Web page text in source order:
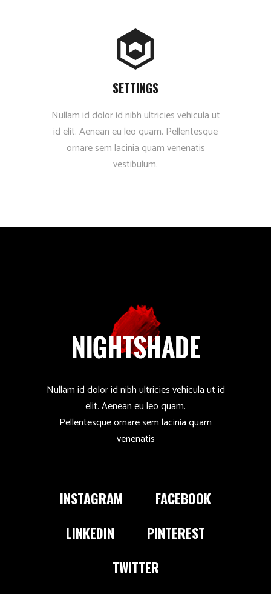
SETTINGS
Nullam id dolor id nibh ultricies vehicula ut
id elit. Aenean eu leo quam. Pellentesque
ornare sem lacinia quam venenatis
vestibulum.
Nullam id dolor id nibh ultricies vehicula ut id
elit. Aenean eu leo quam.
Pellentesque ornare sem lacinia quam
venenatis
INSTAGRAM
FACEBOOK
LINKEDIN
PINTEREST
TWITTER